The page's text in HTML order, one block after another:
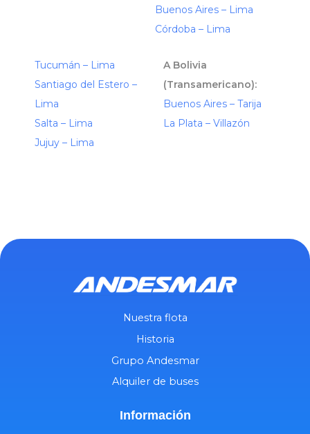
Buenos Aires – Lima
Córdoba – Lima
Tucumán – Lima
Santiago del Estero –
Lima
Salta – Lima
Jujuy – Lima
A Bolivia
(Transamericano):
Buenos Aires – Tarija
La Plata – Villazón
Nuestra flota
Historia
Grupo Andesmar
Alquiler de buses
Información